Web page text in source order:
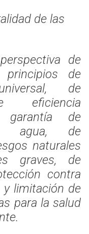
de las
de
de
de
eficiencia
garantía de
agua, de
naturales
graves, de
contra
limitación de
para la salud